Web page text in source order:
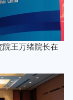
王万绪院长在